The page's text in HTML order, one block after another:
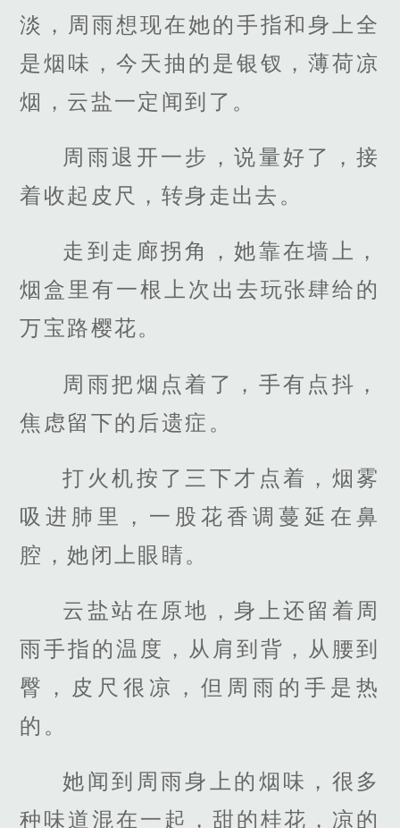
淡，周雨想现在她的手指和身上全
是烟味，今天抽的是银钗，薄荷凉
烟，云盐一定闻到了。
周雨退开一步，说量好了，接
着收起皮尺，转身走出去。
走到走廊拐角，她靠在墙上，
烟盒里有一根上次出去玩张肆给的
万宝路樱花。
周雨把烟点着了，手有点抖，
焦虑留下的后遗症。
打火机按了三下才点着，烟雾
吸进肺里，一股花香调蔓延在鼻
腔，她闭上眼睛。
云盐站在原地，身上还留着周
雨手指的温度，从肩到背，从腰到
臀，皮尺很凉，但周雨的手是热
的。
她闻到周雨身上的烟味，很多
种味道混在一起，甜的桂花，凉的